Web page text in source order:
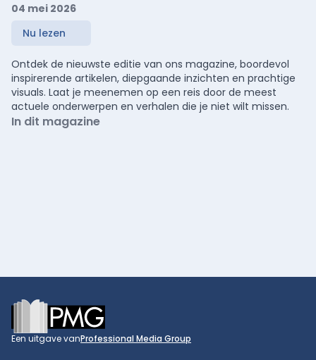
04 mei 2026
Nu lezen
Ontdek de nieuwste editie van ons magazine, boordevol
inspirerende artikelen, diepgaande inzichten en prachtige
visuals. Laat je meenemen op een reis door de meest
actuele onderwerpen en verhalen die je niet wilt missen.
In dit magazine
Footer
Een uitgave vanProfessional Media Group